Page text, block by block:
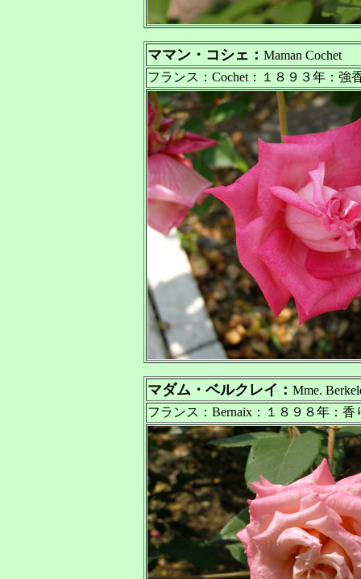
ママン・コシェ： Maman Cochet
フランス：Cochet：１８９３年：強
マダム・ベルクレイ： Mme.
フランス：Bernaix：１８９８年：香